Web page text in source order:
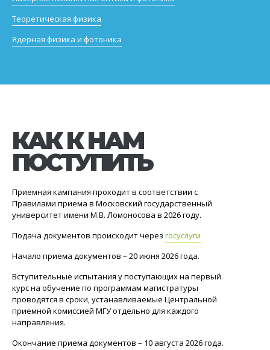
Теоретическая физика
Ядерная физика и фотоника
КАК К НАМ
ПОСТУПИТЬ
Приемная кампания проходит в соответствии с
Правилами приема в Московский государственный
университет имени М.В. Ломоносова в 2026 году.
Подача документов происходит через госуслуги
Начало приема документов – 20 июня 2026 года.
Вступительные испытания у поступающих на первый
курс на обучение по программам магистратуры
проводятся в сроки, устанавливаемые Центральной
приемной комиссией МГУ отдельно для каждого
направления.
Окончание приема документов – 10 августа 2026 года.